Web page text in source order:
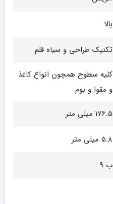
بالا
تکنیک طراحی و سیاه قلم
کلیه سطوح همچون انواع کاغذ
و مقوا و بوم
176.5 میلی متر
5.8 میلی متر
ب 9